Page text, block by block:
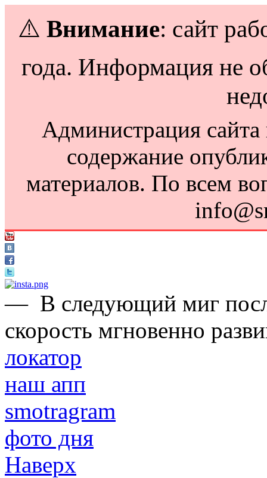
⚠️ Внимание: сайт
года. Информация не
Администрация сайта
содержание
материалов. По всем
— В следующий миг
скорость мгновенно
локатор
наш апп
smotragram
фото дня
Наверх